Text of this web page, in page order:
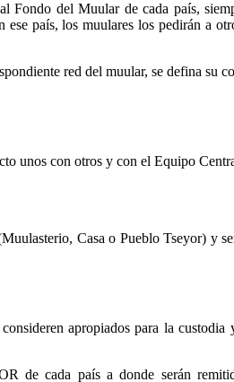
Fondo del Muular de cada país,
país, los muulares los pedirán a
red del muular, se defina su
unos con otros y con el Equipo
Casa o Pueblo Tseyor) y
apropiados para la custodia
de cada país a donde serán